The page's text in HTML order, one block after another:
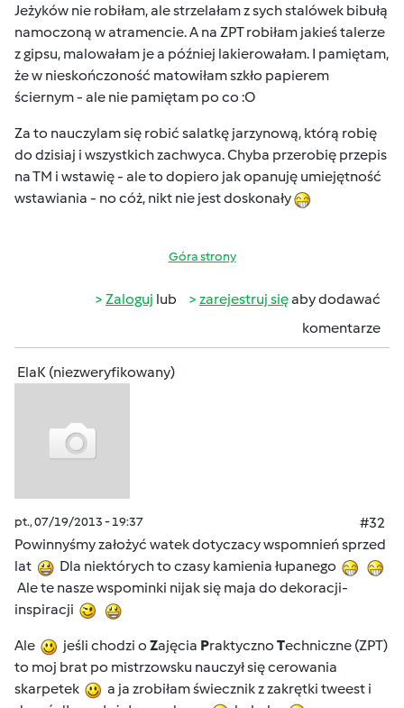
Jeżyków nie robiłam, ale strzelałam z sych stalówek bibułą
namoczoną w atramencie. A na ZPT robiłam jakieś talerze
z gipsu, malowałam je a później lakierowałam. I pamiętam,
że w nieskończoność matowiłam szkło papierem
ściernym - ale nie pamiętam po co :O
Za to nauczylam się robić salatkę jarzynową, którą robię
do dzisiaj i wszystkich zachwyca. Chyba przerobię przepis
na TM i wstawię - ale to dopiero jak opanuję umiejętność
wstawiania - no cóż, nikt nie jest doskonały
Góra strony
Zaloguj lub zarejestruj sięaby dodawać
komentarze
ElaK (niezweryfikowany)
pt., 07/19/2013 - 19:37
#32
Powinnyśmy założyć watek dotyczacy wspomnień sprzed
lat
Dla niektórych to czasy kamienia łupanego
Ale te nasze wspominki nijak się maja do dekoracji-
inspiracji
Ale jeśli chodzi o Zajęcia Praktyczno Techniczne (ZPT)
to moj brat po mistrzowsku nauczył się cerowania
skarpetek
a ja zrobiłam świecznik z zakrętki tweest i